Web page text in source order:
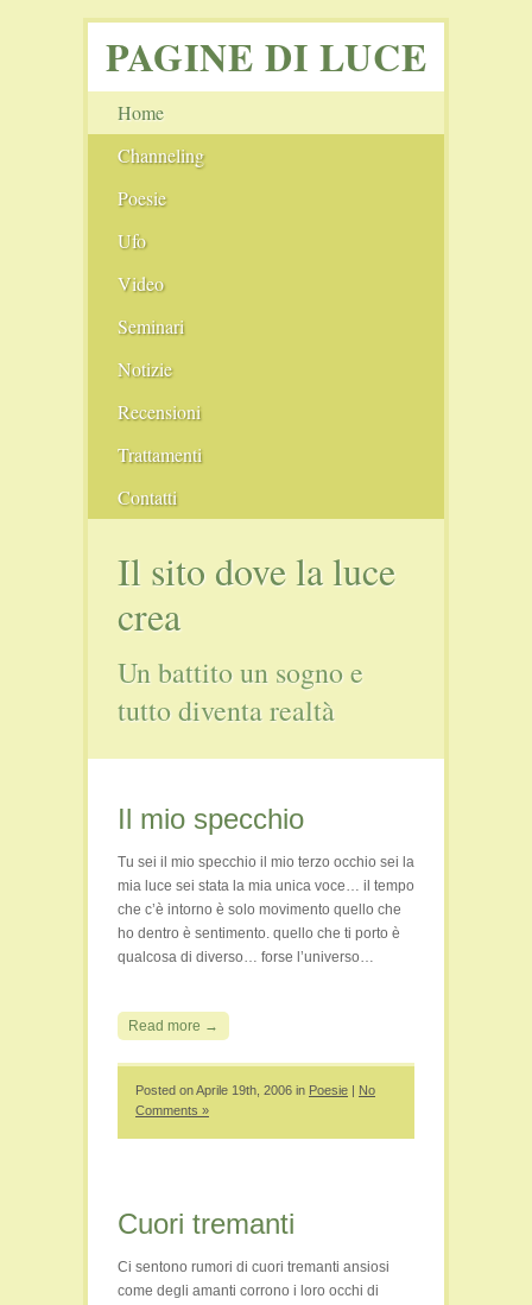
PAGINE DI LUCE
Home
Channeling
Angeli
Poesie
Ufo
I cerchi nel grano
Video
Seminari
Notizie
Film Consigliati
Scie chimiche
Il Vecchio Blog
Recensioni
Comunità
Conferenze
Fiere
Film e Video
Libri
Persone
Seminari
Viaggi e Luoghi Spirituali
Trattamenti
Pranoterapia
Contatti
Il sito dove la luce
crea
Un battito un sogno e
tutto diventa realtà
Il mio specchio
Tu sei il mio specchio il mio terzo occhio sei la
mia luce sei stata la mia unica voce… il tempo
che c’è intorno è solo movimento quello che
ho dentro è sentimento. quello che ti porto è
qualcosa di diverso… forse l’universo…
Read more →
Posted on Aprile 19th, 2006 in Poesie | No
Comments »
Cuori tremanti
Ci sentono rumori di cuori tremanti ansiosi
come degli amanti corrono i loro occhi di